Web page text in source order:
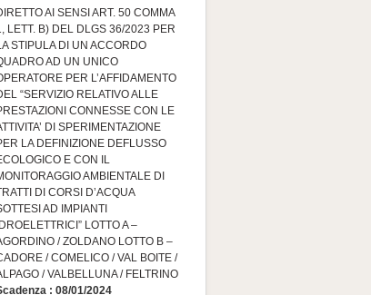
LOTTO A –
/ ZOLDANO LOTTO B –
/ COMELICO / VAL BOITE /
/ VALBELLUNA / FELTRINO
: 08/01/2024
ESPLORATIVO PER
D’INTERESSE
ALL'AFFIDAMENTO
AI SENSI ART. 50 COMMA
LETT. B) DEL DLGS 36/2023 PER
STIPULA DI UN ACCORDO
AD UN UNICO
PER LA FORNITURA E
DI APPARATI DI
SWITCH ED EVENTUALI CAVI
COLLEGAMENTO NECESSARI